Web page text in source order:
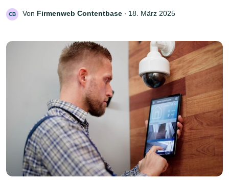
CB Von Firmenweb Contentbase ‧ 18. März 2025